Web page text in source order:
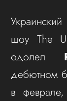
шоу The
одолел
дебютном
в